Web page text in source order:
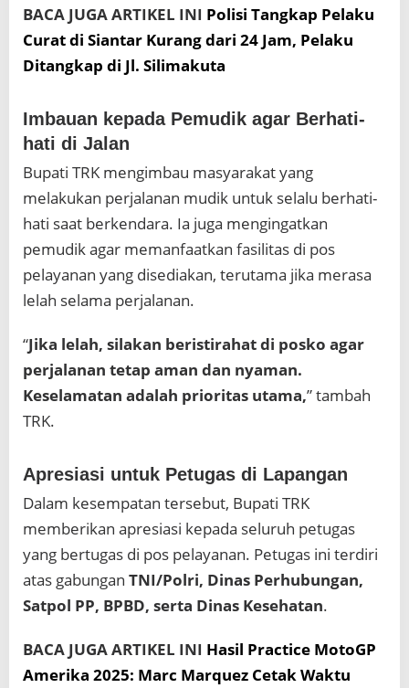
BACA JUGA ARTIKEL INI Polisi Tangkap Pelaku
Curat di Siantar Kurang dari 24 Jam, Pelaku
Ditangkap di Jl. Silimakuta
Imbauan kepada Pemudik agar Berhati-
hati di Jalan
Bupati TRK mengimbau masyarakat yang
melakukan perjalanan mudik untuk selalu berhati-
hati saat berkendara. Ia juga mengingatkan
pemudik agar memanfaatkan fasilitas di pos
pelayanan yang disediakan, terutama jika merasa
lelah selama perjalanan.
“Jika lelah, silakan beristirahat di posko agar
perjalanan tetap aman dan nyaman.
Keselamatan adalah prioritas utama,” tambah
TRK.
Apresiasi untuk Petugas di Lapangan
Dalam kesempatan tersebut, Bupati TRK
memberikan apresiasi kepada seluruh petugas
yang bertugas di pos pelayanan. Petugas ini terdiri
atas gabungan TNI/Polri, Dinas Perhubungan,
Satpol PP, BPBD, serta Dinas Kesehatan.
BACA JUGA ARTIKEL INI Hasil Practice MotoGP
Amerika 2025: Marc Marquez Cetak Waktu